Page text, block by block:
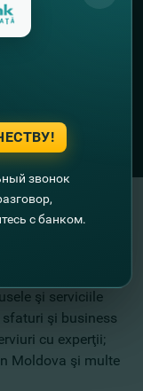
şi
şi serviciile
şi business
cu experţii;
Moldova şi multe
звонок
с банком.